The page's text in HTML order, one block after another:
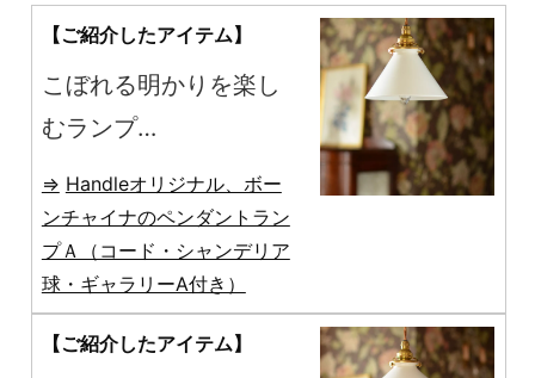
【ご紹介したアイテム】
こぼれる明かりを楽し
むランプ
Handleオリジナル、真
っ白なボーンチャイナ
のペンダントライト
Handleオリジナル、ボー
ンチャイナのペンダントラン
プＡ（コード・シャンデリア
球・ギャラリーA付き）
【ご紹介したアイテム】